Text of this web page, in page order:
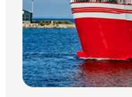
Planlæg ferien